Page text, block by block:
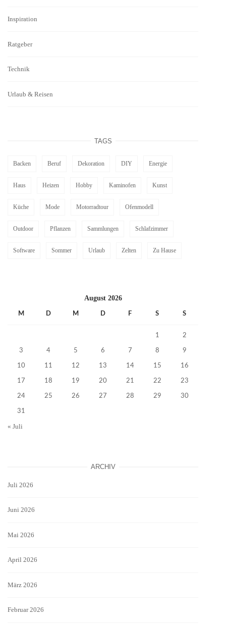
Inspiration
Ratgeber
Technik
Urlaub & Reisen
TAGS
Backen Beruf Dekoration DIY Energie
Haus Heizen Hobby Kaminofen Kunst
Küche Mode Motorradtour Ofenmodell
Outdoor Pflanzen Sammlungen Schlafzimmer
Software Sommer Urlaub Zelten Zu Hause
August 2026
M D M D F S S
1 2
3 4 5 6 7 8 9
10 11 12 13 14 15 16
17 18 19 20 21 22 23
24 25 26 27 28 29 30
31
« Juli
ARCHIV
Juli 2026
Juni 2026
Mai 2026
April 2026
März 2026
Februar 2026